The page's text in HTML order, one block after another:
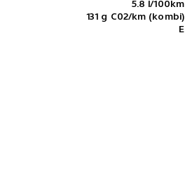
5.8 l/100km
131 g C02/km (kombi)
E